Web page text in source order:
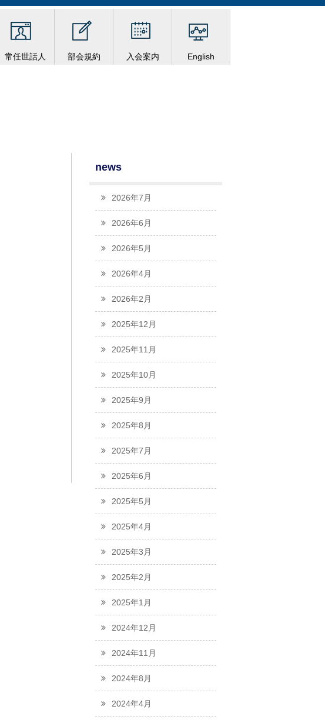
常任世話人 部会規約 入会案内 English
news
2026年7月
2026年6月
2026年5月
2026年4月
2026年2月
2025年12月
2025年11月
2025年10月
2025年9月
2025年8月
2025年7月
2025年6月
2025年5月
2025年4月
2025年3月
2025年2月
2025年1月
2024年12月
2024年11月
2024年8月
2024年4月